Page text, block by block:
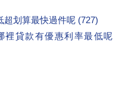
划算最快過件呢 (727)
裡貸款有優惠利率最低呢